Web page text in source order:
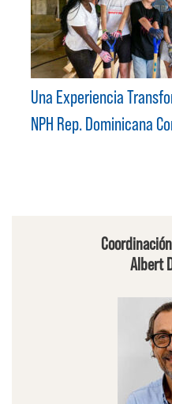
Una Experiencia
NPH Rep. Dominicana
Albert